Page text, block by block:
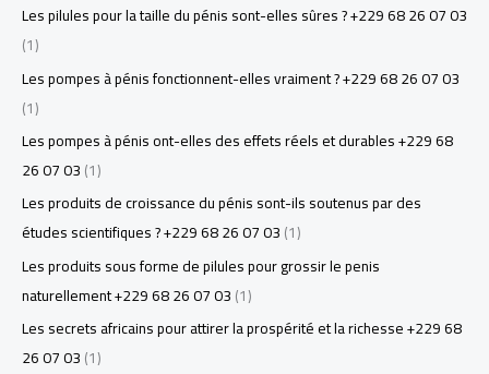
Les pilules pour la taille du pénis sont-elles sûres ? +229 68 26 07 03
(1)
Les pompes à pénis fonctionnent-elles vraiment ? +229 68 26 07 03
(1)
Les pompes à pénis ont-elles des effets réels et durables +229 68
26 07 03(1)
Les produits de croissance du pénis sont-ils soutenus par des
études scientifiques ? +229 68 26 07 03(1)
Les produits sous forme de pilules pour grossir le penis
naturellement +229 68 26 07 03(1)
Les secrets africains pour attirer la prospérité et la richesse +229 68
26 07 03(1)